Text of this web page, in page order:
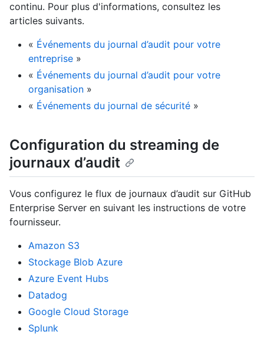
continu. Pour plus d'informations, consultez les
articles suivants.
« Événements du journal d’audit pour votre
entreprise »
« Événements du journal d’audit pour votre
organisation »
« Événements du journal de sécurité »
Configuration du streaming de
journaux d’audit
Vous configurez le flux de journaux d’audit sur GitHub
Enterprise Server en suivant les instructions de votre
fournisseur.
Amazon S3
Stockage Blob Azure
Azure Event Hubs
Datadog
Google Cloud Storage
Splunk